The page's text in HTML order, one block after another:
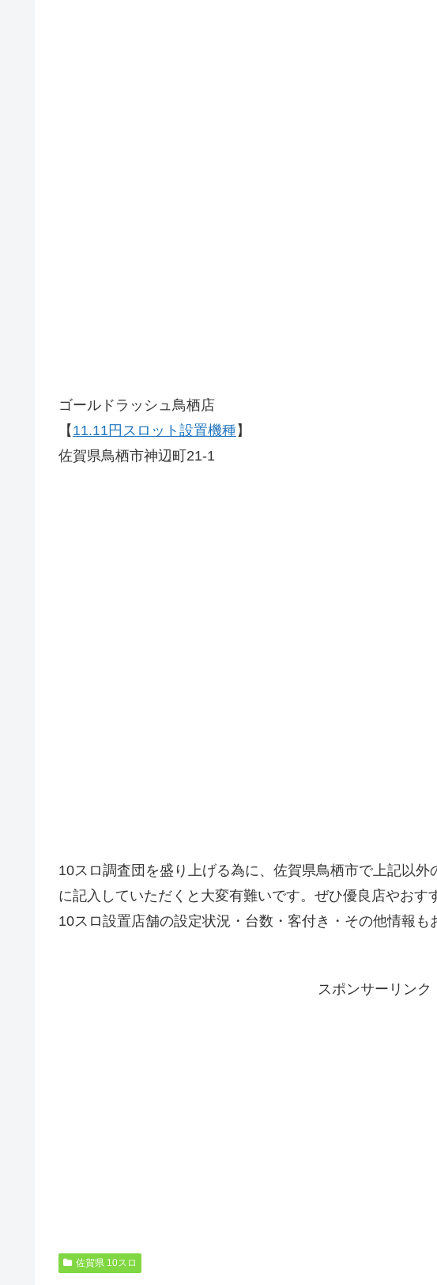
ゴールドラッシュ鳥栖店
【 11.11円スロット設置機種】
佐賀県鳥栖市神辺町21-1
10スロ調査団を盛り上げる為に、佐賀県鳥栖市で上記以
に記入していただくと大変有難いです。ぜひ優良店やおす
10スロ設置店舗の設定状況・台数・客付き・その他情報も
スポンサーリンク
佐賀県 10スロ